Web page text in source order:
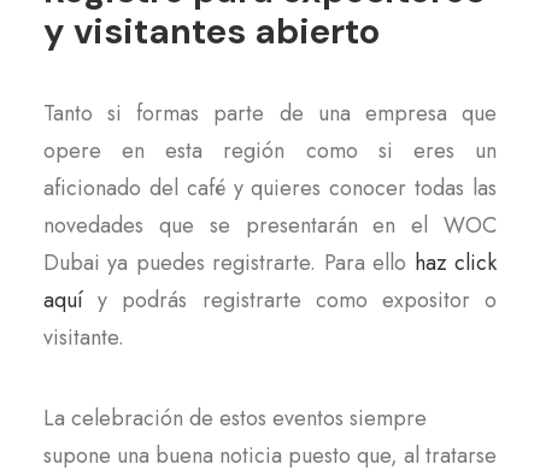
y visitantes abierto
Tanto si formas parte de una empresa que
opere en esta región como si eres un
aficionado del café y quieres conocer todas las
novedades que se presentarán en el WOC
Dubai ya puedes registrarte. Para ello haz click
aquí y podrás registrarte como expositor o
visitante.
La celebración de estos eventos siempre
supone una buena noticia puesto que, al tratarse